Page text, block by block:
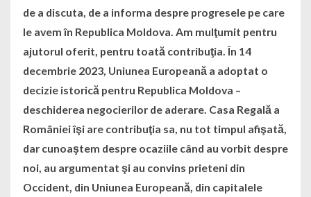
de a discuta, de a informa despre progresele pe care
le avem în Republica Moldova. Am mulţumit pentru
ajutorul oferit, pentru toată contribuţia. În 14
decembrie 2023, Uniunea Europeană a adoptat o
decizie istorică pentru Republica Moldova –
deschiderea negocierilor de aderare. Casa Regală a
României îşi are contribuţia sa, nu tot timpul afişată,
dar cunoaştem despre ocaziile când au vorbit despre
noi, au argumentat şi au convins prieteni din
Occident, din Uniunea Europeană, din capitalele